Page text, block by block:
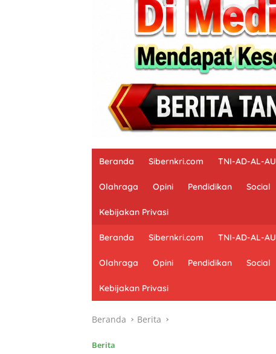
Beranda Sibernkri.com TNI-AD-AL-AU
Olahraga Opini Pendidikan Social
Kebijakan Privasi
Beranda Sibernkri.com TNI-AD-AL-AU
Olahraga Opini Pendidikan Social
Kebijakan Privasi
Beranda Berita
Berita